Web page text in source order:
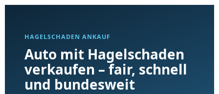
HAGELSCHADEN ANKAUF
Auto mit Hagelschaden
verkaufen – fair, schnell
und bundesweit